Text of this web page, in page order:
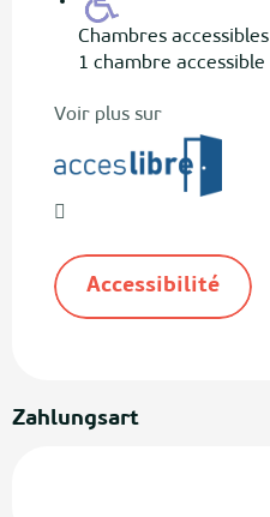
Chambres accessibles
1 chambre accessible
Voir plus sur
Accessibilité
Zahlungsart